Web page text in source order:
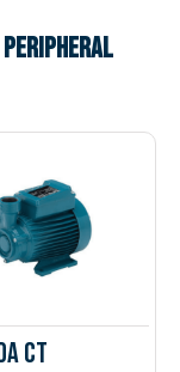
Peripheral
CT